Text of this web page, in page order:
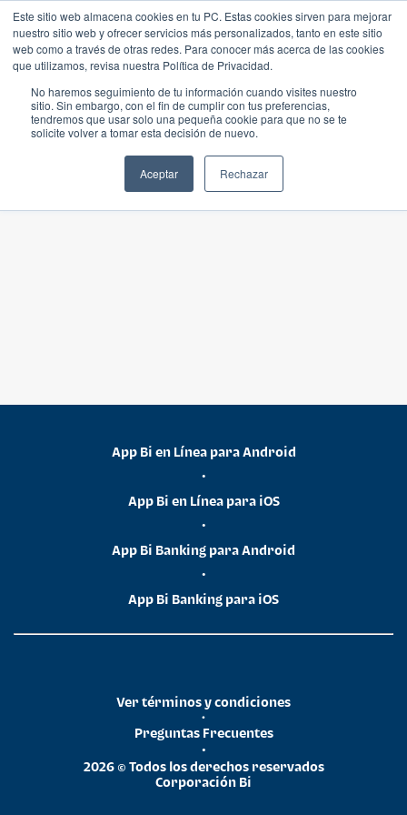
Este sitio web almacena cookies en tu PC. Estas cookies sirven para mejorar
nuestro sitio web y ofrecer servicios más personalizados, tanto en este sitio
web como a través de otras redes. Para conocer más acerca de las cookies
que utilizamos, revisa nuestra Política de Privacidad.
No haremos seguimiento de tu información cuando visites nuestro
sitio. Sin embargo, con el fin de cumplir con tus preferencias,
tendremos que usar solo una pequeña cookie para que no se te
solicite volver a tomar esta decisión de nuevo.
Aceptar Rechazar
App Bi en Línea para Android
•
App Bi en Línea para iOS
•
App Bi Banking para Android
•
App Bi Banking para iOS
2026 © Todos los derechos reservados
Corporación Bi
•
Preguntas Frecuentes
•
Ver términos y condiciones